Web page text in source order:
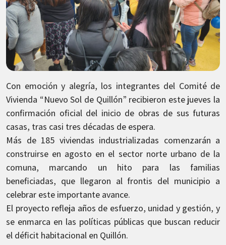
Con emoción y alegría, los integrantes del Comité de
Vivienda “Nuevo Sol de Quillón” recibieron este jueves la
confirmación oficial del inicio de obras de sus futuras
casas, tras casi tres décadas de espera.
Más de 185 viviendas industrializadas comenzarán a
construirse en agosto en el sector norte urbano de la
comuna, marcando un hito para las familias
beneficiadas, que llegaron al frontis del municipio a
celebrar este importante avance.
El proyecto refleja años de esfuerzo, unidad y gestión, y
se enmarca en las políticas públicas que buscan reducir
el déficit habitacional en Quillón.